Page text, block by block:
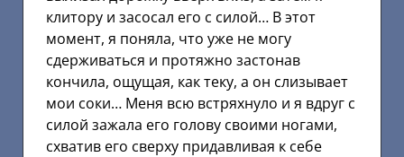
клитору и засосал его с силой… В этот
момент, я поняла, что уже не могу
сдерживаться и протяжно застонав
кончила, ощущая, как теку, а он слизывает
мои соки… Меня всю встряхнуло и я вдруг с
силой зажала его голову своими ногами,
схватив его сверху придавливая к себе